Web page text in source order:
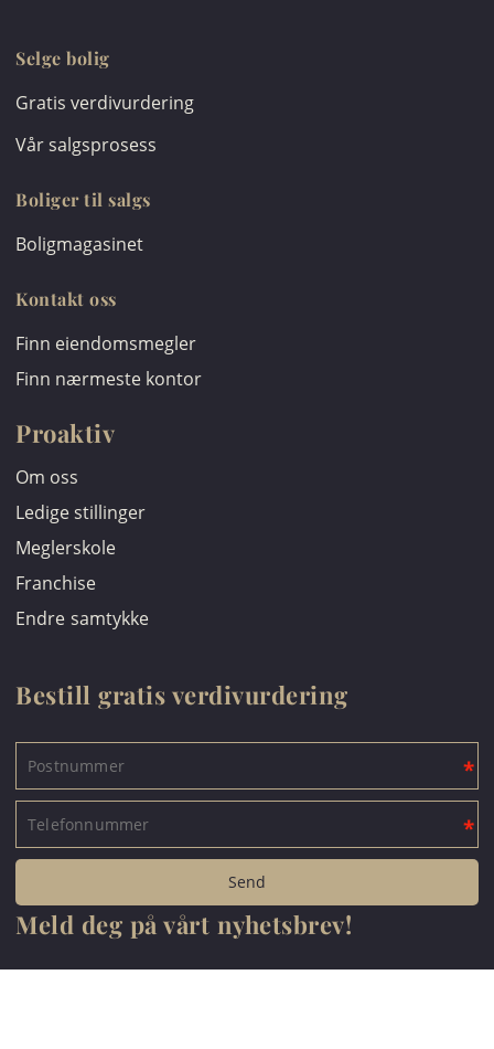
Selge bolig
Gratis verdivurdering
Vår salgsprosess
Boliger til salgs
Boligmagasinet
Kontakt oss
Finn eiendomsmegler
Finn nærmeste kontor
Proaktiv
Om oss
Ledige stillinger
Meglerskole
Franchise
Endre samtykke
Bestill gratis verdivurdering
Meld deg på vårt nyhetsbrev!